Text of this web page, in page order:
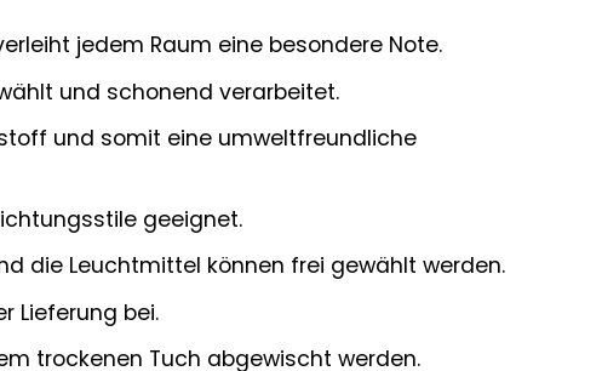
jedem Raum eine besondere Note.
und schonend verarbeitet.
und somit eine umweltfreundliche
geeignet.
die Leuchtmittel können frei gewählt werden.
Lieferung bei.
trockenen Tuch abgewischt werden.